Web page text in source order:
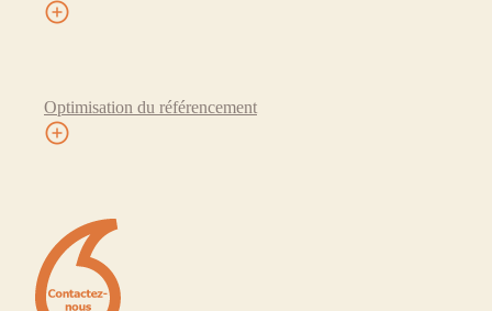
Optimisation du référencement